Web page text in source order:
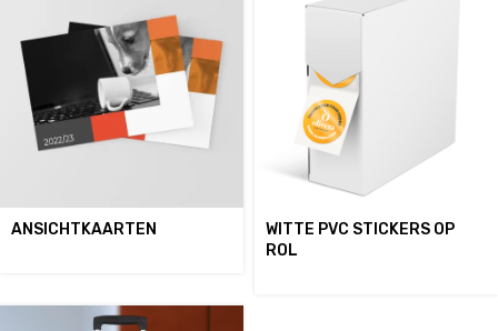
ANSICHTKAARTEN
WITTE PVC STICKERS OP
ROL